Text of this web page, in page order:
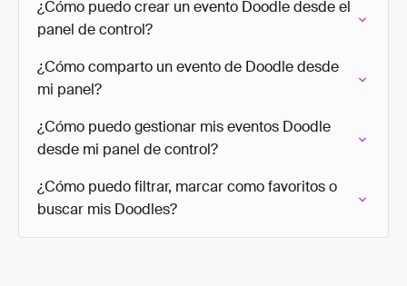
¿Cómo puedo crear un evento Doodle desde el
panel de control?
¿Cómo comparto un evento de Doodle desde
mi panel?
¿Cómo puedo gestionar mis eventos Doodle
desde mi panel de control?
¿Cómo puedo filtrar, marcar como favoritos o
buscar mis Doodles?